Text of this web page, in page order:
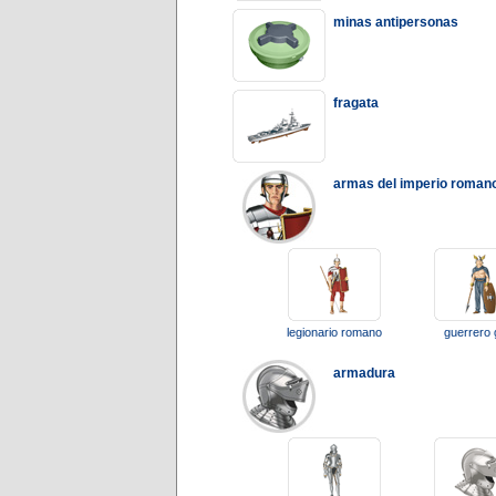
minas antipersonas
fragata
armas del imperio
legionario romano guerrero
armadura